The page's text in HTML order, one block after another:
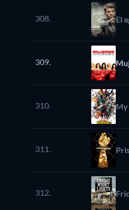
308. El
309.
310. My
311.
312.